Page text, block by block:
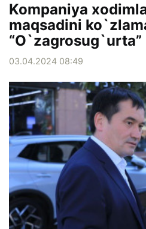
Kompaniya
maqsadini
03.04.2024 08:49